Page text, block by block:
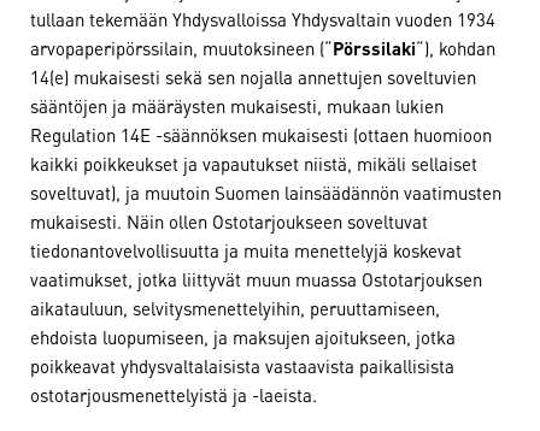
tullaan tekemään Yhdysvalloissa Yhdysvaltain vuoden 1934
arvopaperipörssilain, muutoksineen (“Pörssilaki“), kohdan
14(e) mukaisesti sekä sen nojalla annettujen soveltuvien
sääntöjen ja määräysten mukaisesti, mukaan lukien
Regulation 14E -säännöksen mukaisesti (ottaen huomioon
kaikki poikkeukset ja vapautukset niistä, mikäli sellaiset
soveltuvat), ja muutoin Suomen lainsäädännön vaatimusten
mukaisesti. Näin ollen Ostotarjoukseen soveltuvat
tiedonantovelvollisuutta ja muita menettelyjä koskevat
vaatimukset, jotka liittyvät muun muassa Ostotarjouksen
aikatauluun, selvitysmenettelyihin, peruuttamiseen,
ehdoista luopumiseen, ja maksujen ajoitukseen, jotka
poikkeavat yhdysvaltalaisista vastaavista paikallisista
ostotarjousmenettelyistä ja -laeista.